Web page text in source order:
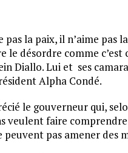
la paix, il n’aime pas
le désordre comme c’est
Diallo. Lui et ses
Alpha Condé.
le gouverneur qui,
veulent faire
peuvent pas amener des